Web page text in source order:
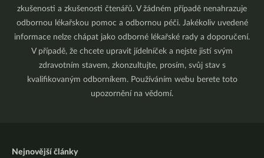
zkušenosti a zkušenosti čtenářů. V žádném případě nenahrazuje
odbornou lékařskou pomoc a odbornou péči. Jakékoliv uvedené
informace nelze chápat jako odborné lékařské rady a doporučení.
V případě, že chcete upravit jídelníček a nejste jistí svým
zdravotním stavem, zkonzultujte, prosím, svůj stav s
kvalifikovaným odborníkem. Používáním webu berete toto
upozornění na vědomí.
Nejnovější články